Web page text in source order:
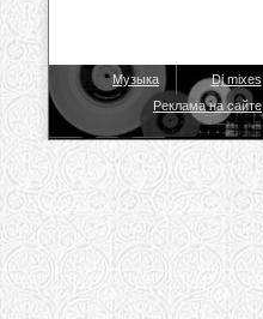
Музыка Dj mixes
Реклама на сайте